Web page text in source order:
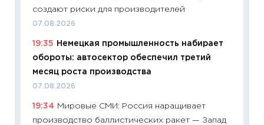
создают риски для производителей
07.08.2026
19:35
Немецкая промышленность набирает
обороты: автосектор обеспечил третий
месяц роста производства
07.08.2026
19:34
Мировые СМИ: Россия наращивает
производство баллистических ракет — Запад